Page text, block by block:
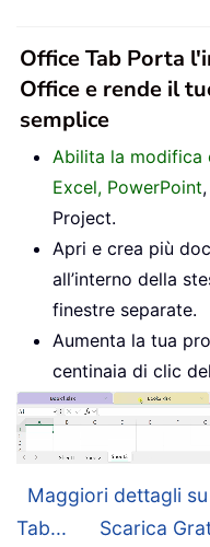
Office Tab Porta
Office e rende il
semplice
Abilita la modifica
Excel, PowerPoint
Project.
Apri e crea più
all’interno della
finestre separate.
Aumenta la tua
centinaia di clic
Maggiori dettagli
Tab...
Scarica